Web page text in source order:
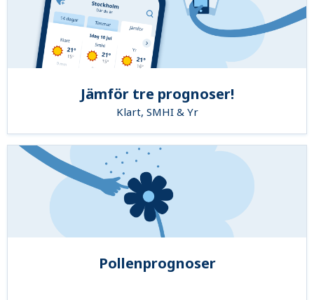
Jämför tre prognoser!
Klart, SMHI & Yr
Pollenprognoser